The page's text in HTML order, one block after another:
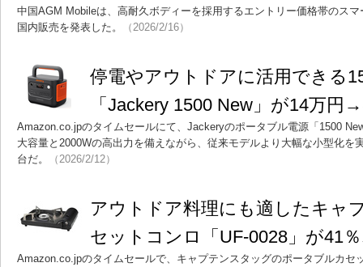
中国AGM Mobileは、高耐久ボディーを採用するエントリー価格帯のス
国内販売を発表した。
（2026/2/16）
停電やアウトドアに活用できる
「Jackery 1500 New」が14万円
Amazon.co.jpのタイムセールにて、Jackeryのポータブル電源「1500
大容量と2000Wの高出力を備えながら、従来モデルより大幅な小型化を
台だ。
（2026/2/12）
アウトドア料理にも適したキャ
セットコンロ「UF-0028」が41
Amazon.co.jpのタイムセールで、キャプテンスタッグのポータブルカセ